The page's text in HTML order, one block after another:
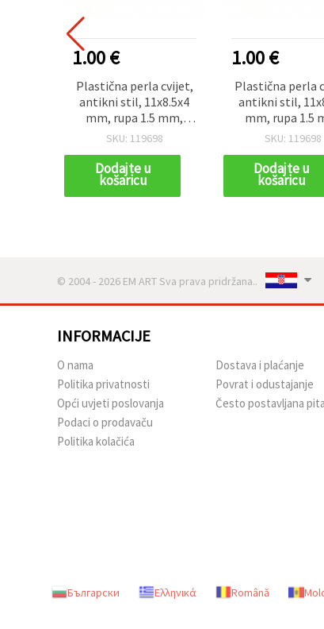
1.00 €
Plastična perla cvijet,
antikni stil, 11x8.5x4
mm, rupa 1.5 mm,
smeđa, 50 g (~225
SKU: 119698
Dodajte u
košaricu
1.00 €
Plastična perla
antikni stil,
mm, rupa 1.5
smeđa, 50 g
SKU: 119698
Dodajte u
košaricu
© 2004 - 2026 EM ART Sva prava pridržana..
INFORMACIJE
O nama
Politika privatnosti
Opći uvjeti poslovanja
Podaci o prodavaču
Politika kolačića
Dostava i plaćanje
Povrat i odustajanje
Često postavljana
Български Ελληνικά Română